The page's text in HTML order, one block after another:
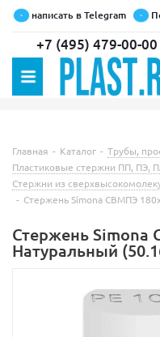
написать в Telegram
+7 (495) 479-00-00
Главная - Каталог - Трубы,
Пластиковые стержни ПП, ПЭ,
Стержни из
- Стержень Simona СВМПЭ
Стержень
Натуральный